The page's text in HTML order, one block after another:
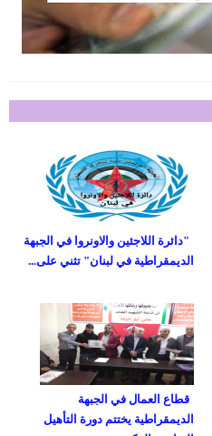
"دائرة اللاجئين والاونروا في الجبهة
الديمقراطية في لبنان" تثني على...
قطاع العمال في الجبهة
الديمقراطية يختتم دورة التأهيل